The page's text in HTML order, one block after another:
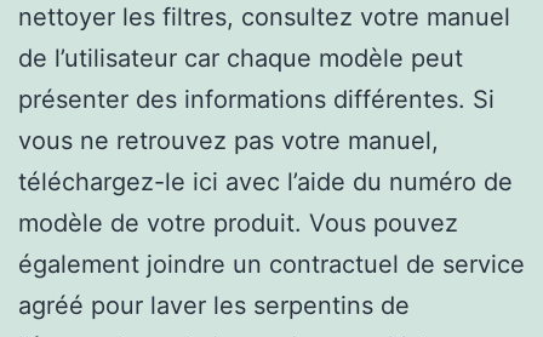
nettoyer les filtres, consultez votre manuel
de l’utilisateur car chaque modèle peut
présenter des informations différentes. Si
vous ne retrouvez pas votre manuel,
téléchargez-le ici avec l’aide du numéro de
modèle de votre produit. Vous pouvez
également joindre un contractuel de service
agréé pour laver les serpentins de